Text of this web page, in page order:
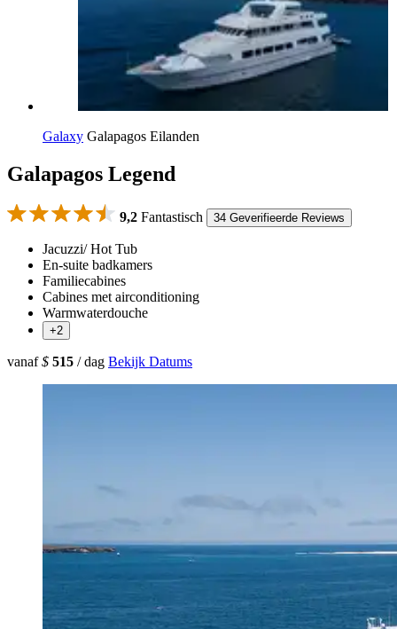
Galaxy Galapagos Eilanden
Galapagos Legend
9,2 Fantastisch 34 Geverifieerde Reviews
Jacuzzi/ Hot Tub
En-suite badkamers
Familiecabines
Cabines met airconditioning
Warmwaterdouche
+2
vanaf$ 515 / dag Bekijk Datums